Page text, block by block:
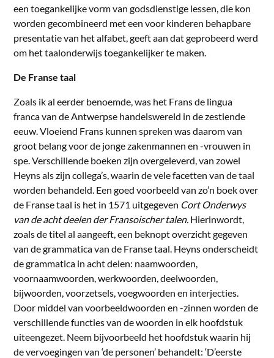
een toegankelijke vorm van godsdienstige lessen, die kon
worden gecombineerd met een voor kinderen behapbare
presentatie van het alfabet, geeft aan dat geprobeerd werd
om het taalonderwijs toegankelijker te maken.
De Franse taal
Zoals ik al eerder benoemde, was het Frans de lingua
franca van de Antwerpse handelswereld in de zestiende
eeuw. Vloeiend Frans kunnen spreken was daarom van
groot belang voor de jonge zakenmannen en -vrouwen in
spe. Verschillende boeken zijn overgeleverd, van zowel
Heyns als zijn collega’s, waarin de vele facetten van de taal
worden behandeld. Een goed voorbeeld van zo’n boek over
de Franse taal is het in 1571 uitgegeven Cort Onderwys
van de acht deelen der Fransoischer talen. Hierinwordt,
zoals de titel al aangeeft, een beknopt overzicht gegeven
van de grammatica van de Franse taal. Heyns onderscheidt
de grammatica in acht delen: naamwoorden,
voornaamwoorden, werkwoorden, deelwoorden,
bijwoorden, voorzetsels, voegwoorden en interjecties.
Door middel van voorbeeldwoorden en -zinnen worden de
verschillende functies van de woorden in elk hoofdstuk
uiteengezet. Neem bijvoorbeeld het hoofdstuk waarin hij
de vervoegingen van ‘de personen’ behandelt: ‘D’eerste